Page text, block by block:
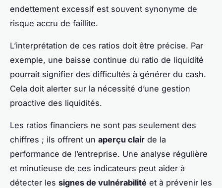
endettement excessif est souvent synonyme de
risque accru de faillite.
L’interprétation de ces ratios doit être précise. Par
exemple, une baisse continue du ratio de liquidité
pourrait signifier des difficultés à générer du cash.
Cela doit alerter sur la nécessité d’une gestion
proactive des liquidités.
Les ratios financiers ne sont pas seulement des
chiffres ; ils offrent un aperçu clair de la
performance de l’entreprise. Une analyse régulière
et minutieuse de ces indicateurs peut aider à
détecter les signes de vulnérabilité et à prévenir les